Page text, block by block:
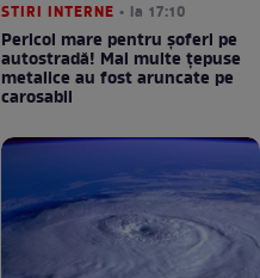
STIRI INTERNE • la 17:10
Pericol mare pentru șoferi pe
autostradă! Mai multe țepuse
metalice au fost aruncate pe
carosabil